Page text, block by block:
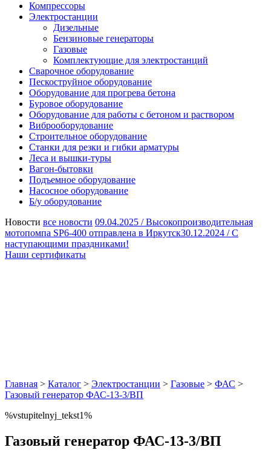
Компрессоры
Электростанции
Дизельные
Бензиновые генераторы
Газовые
Комплектующие для электростанций
Сварочное оборудование
Пескоструйное оборудование
Оборудование для прогрева бетона
Буровое оборудование
Оборудование для работы с бетоном и раствором
Виброоборудование
Строительное оборудование
Станки для резки и гибки арматуры
Леса и вышки-туры
Вагон-бытовки
Подъемное оборудование
Насосное оборудование
Б/у оборудование
Новости все новости 09.04.2025 /Высокопроизводительная
мотопомпа SP6-400 отправлена в Иркутск30.12.2024 /С
наступающими праздниками!
Наши сертификаты
Главная > Каталог > Электростанции > Газовые > ФАС >
Газовый генератор ФАС-13-3/ВП
%vstupitelnyj_tekst1%
Газовый генератор ФАС-13-3/ВП